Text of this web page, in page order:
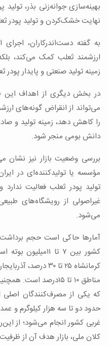
بهینه‌سازی جوانه‌زنی بذر،
نهایت خشک‌کردن و تولید پودر
به گفته دست‌اندرکاران،
ارزشمند ثعلب کمک می‌کند،
زمینه تولید صنعتی و پایدار پودر
در بخش دیگری از اهداف
می‌تواند از انقراض گونه‌های
را کاهش دهد، زمینه تولید و
دانش بومی منجر شود.
بررسی وضعیت بازار نیز
مؤسسه یا تولیدکننده‌ای در
تولید پودر ثعلب فعالیت
غیراصولی از رویشگاه‌های
می‌شود.
آمارها حاکی است حجم برداشت
مناطق ۱۰ تا ۱۵درصد
که یکی از مصرف‌کنندگان اصلی
حدود دو تا سه هزار کیلوگرم و
غربی کشور انجام می‌شود؛ از
کلان ملی، بازار هدف آن از